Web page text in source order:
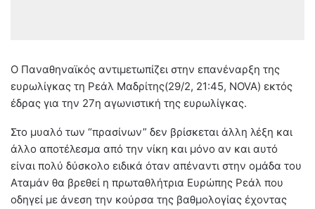
Ο Παναθηναϊκός αντιμετωπίζει στην επανέναρξη της
ευρωλίγκας τη Ρεάλ Μαδρίτης(29/2, 21:45, NOVA) εκτός
έδρας για την 27η αγωνιστική της ευρωλίγκας.
Στο μυαλό των “πρασίνων” δεν βρίσκεται άλλη λέξη και
άλλο αποτέλεσμα από την νίκη και μόνο αν και αυτό
είναι πολύ δύσκολο ειδικά όταν απέναντι στην ομάδα του
Αταμάν θα βρεθεί η πρωταθλήτρια Ευρώπης Ρεάλ που
οδηγεί με άνεση την κούρσα της βαθμολογίας έχοντας